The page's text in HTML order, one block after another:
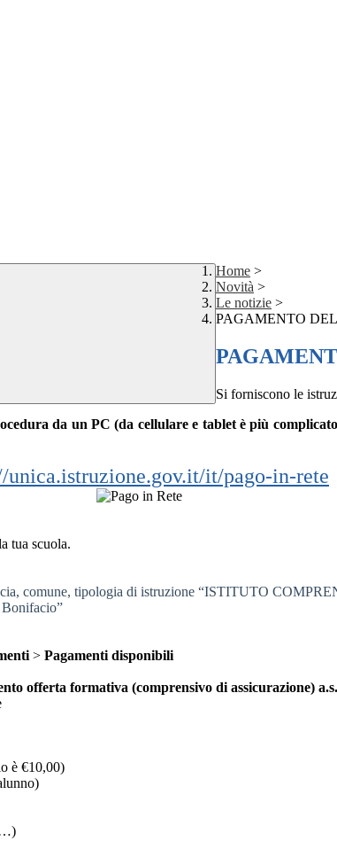
Home >
Novità >
Le notizie >
PAGAMENTO
Si forniscono le
da un PC (da cellulare e tablet è più
unica.istruzione.gov.it/it/pago-in-rete
tua scuola.
comune, tipologia di istruzione “ISTITUTO
Bonifacio”
> Pagamenti disponibili
offerta formativa (comprensivo di assicurazione)
è €10,00)